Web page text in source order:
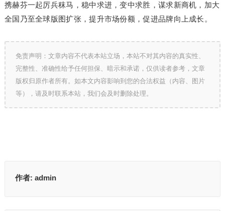
携赫芬一起厉兵秣马，稳中求进，变中求胜，谋求新商机，加大
全国乃至全球版图扩张，提升市场份额，促进品牌向上成长。
免责声明：文章内容不代表本站立场，本站不对其内容的真实性、
完整性、准确性给予任何担保、暗示和承诺，仅供读者参考，文章
版权归原作者所有。如本文内容影响到您的合法权益（内容、图片
等），请及时联系本站，我们会及时删除处理。
作者: admin